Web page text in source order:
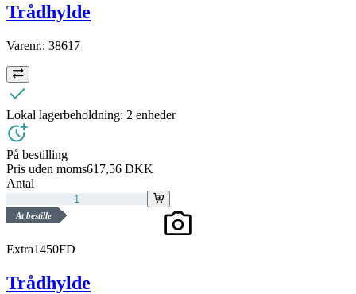
Trådhylde
Varenr.: 38617
Lokal lagerbeholdning: 2 enheder
På bestilling
Pris uden moms617,56 DKK
Antal
At bestille
Extra1450FD
Trådhylde